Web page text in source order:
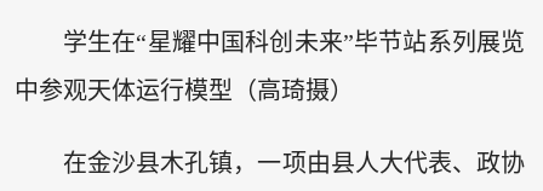
学生在“星耀中国科创未来”毕节站系列展览
中参观天体运行模型（高琦摄）
在金沙县木孔镇，一项由县人大代表、政协